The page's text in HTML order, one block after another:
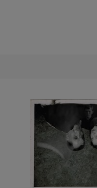
Show larger version